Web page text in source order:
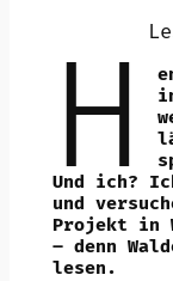
H
Und ich?
und
Projekt in
– denn
lesen.